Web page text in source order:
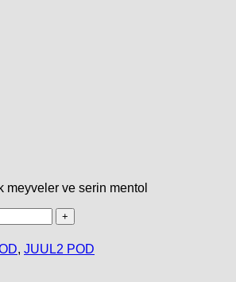
meyveler ve serin mentol
, JUUL2 POD